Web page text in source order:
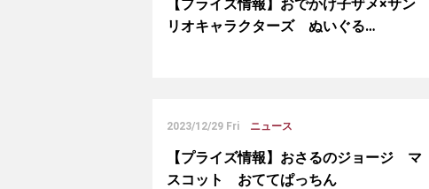
【プライズ情報】おでかけ子ザメ×サン
リオキャラクターズ ぬいぐる…
2023/12/29 Fri ニュース
【プライズ情報】おさるのジョージ マ
スコット おててぱっちん